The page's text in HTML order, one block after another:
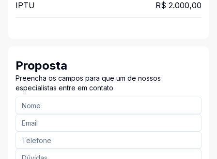
IPTU R$ 2.000,00
Proposta
Preencha os campos para que um de nossos
especialistas entre em contato